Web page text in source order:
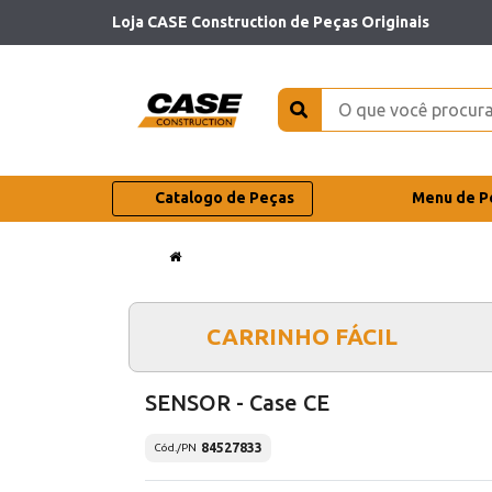
Loja CASE Construction de Peças Originais
Catalogo de Peças Menu de
CARRINHO FÁCIL
SENSOR - Case CE
Cód./PN 84527833